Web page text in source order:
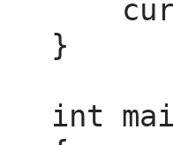
}
int